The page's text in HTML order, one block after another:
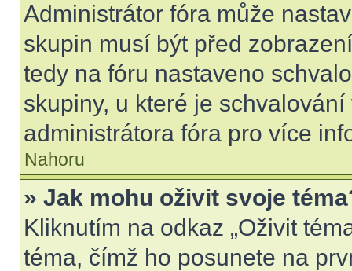
Administrátor fóra může
skupin musí být před
tedy na fóru nastaveno
skupiny, u které je
administrátora fóra pro více
Nahoru
» Jak mohu oživit svoje
Kliknutím na odkaz „Oživit
téma, čímž ho posunete na